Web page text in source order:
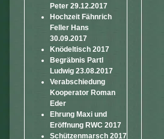
Peter 29.12.2017
Hochzeit Fähnrich
Feller Hans
30.09.2017
Knödeltisch 2017
Begräbnis Partl
Ludwig 23.08.2017
Verabschiedung
Kooperator Roman
Eder
Ehrung Maxi und
Eröffnung RWC 2017
Schützenmarsch 2017